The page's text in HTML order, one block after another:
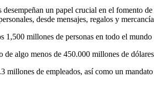
un papel crucial en el fomento
desde mensajes, regalos y
1,500 millones de personas en todo el
de algo menos de 450.000 millones de
millones de empleados, así como un